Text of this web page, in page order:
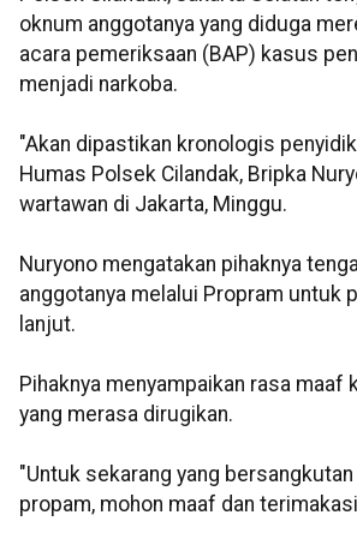
oknum anggotanya yang diduga
acara pemeriksaan (BAP) kasus
menjadi narkoba.
"Akan dipastikan kronologis
Humas Polsek Cilandak, Bripka
wartawan di Jakarta, Minggu.
Nuryono mengatakan pihaknya
anggotanya melalui Propram untuk
lanjut.
Pihaknya menyampaikan rasa maaf
yang merasa dirugikan.
"Untuk sekarang yang
propam, mohon maaf dan